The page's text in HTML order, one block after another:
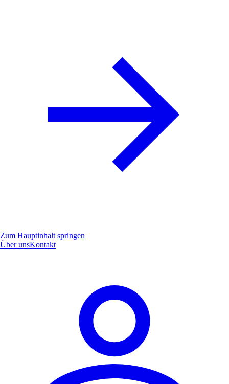
Zum Hauptinhalt springen
Über unsKontakt